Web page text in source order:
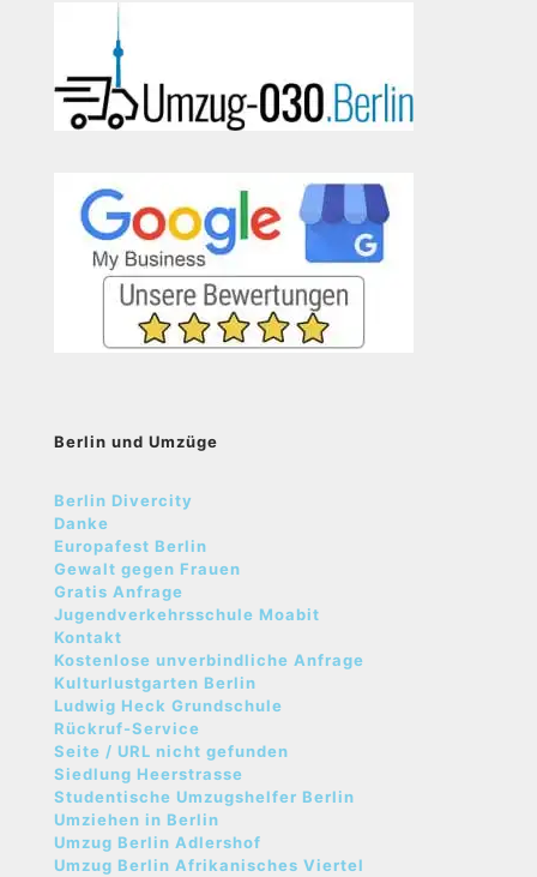
Berlin und Umzüge
Berlin Divercity
Danke
Europafest Berlin
Gewalt gegen Frauen
Gratis Anfrage
Jugendverkehrsschule Moabit
Kontakt
Kostenlose unverbindliche Anfrage
Kulturlustgarten Berlin
Ludwig Heck Grundschule
Rückruf-Service
Seite / URL nicht gefunden
Siedlung Heerstrasse
Studentische Umzugshelfer Berlin
Umziehen in Berlin
Umzug Berlin Adlershof
Umzug Berlin Afrikanisches Viertel